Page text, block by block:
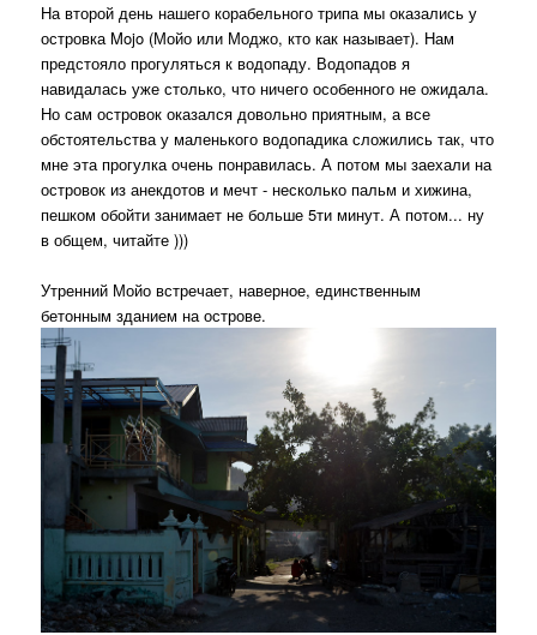
На второй день нашего корабельного трипа мы оказались у
островка Mojo (Мойо или Моджо, кто как называет). Нам
предстояло прогуляться к водопаду. Водопадов я
навидалась уже столько, что ничего особенного не ожидала.
Но сам островок оказался довольно приятным, а все
обстоятельства у маленького водопадика сложились так, что
мне эта прогулка очень понравилась. А потом мы заехали на
островок из анекдотов и мечт - несколько пальм и хижина,
пешком обойти занимает не больше 5ти минут. А потом... ну
в общем, читайте )))
Утренний Мойо встречает, наверное, единственным
бетонным зданием на острове.